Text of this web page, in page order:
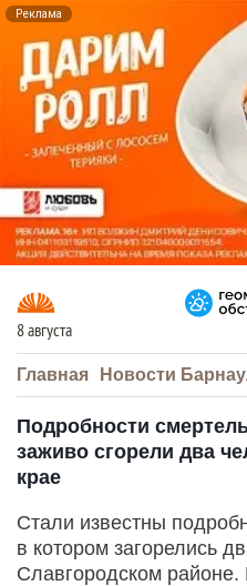
Реклама
8 августа
Главная Новости
Подробности
заживо сгорели два
крае
Стали известны
в котором загорелись
Славгородском районе.